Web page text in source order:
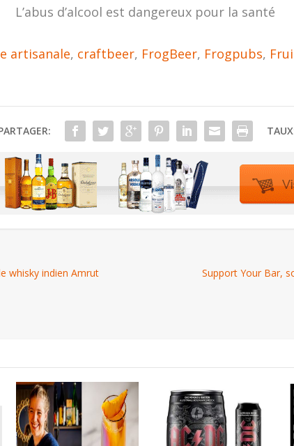
L’abus d’alcool est dangereux pour la santé
artisanale, craftbeer, FrogBeer, Frogpubs,
whisky indien Amrut
Support Your Bar,